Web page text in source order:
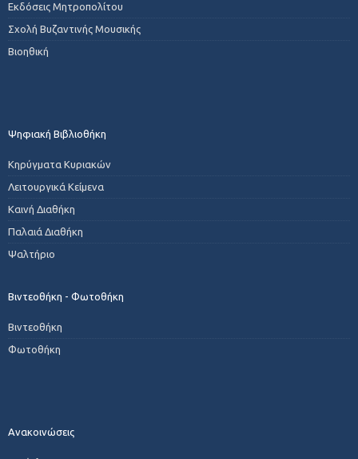
Εκδόσεις Μητροπολίτου
Σχολή Βυζαντινής Μουσικής
Βιοηθική
Ψηφιακή Βιβλιοθήκη
Κηρύγματα Κυριακών
Λειτουργικά Κείμενα
Καινή Διαθήκη
Παλαιά Διαθήκη
Ψαλτήριο
Βιντεοθήκη - Φωτοθήκη
Βιντεοθήκη
Φωτοθήκη
Ανακοινώσεις